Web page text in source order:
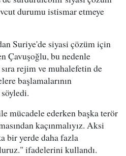
durumu istismar etmeye
Suriye'de siyasi çözüm için
Çavuşoğlu, bu nedenle
rejim ve muhalefetin de
başlamalarının
mücadele ederken başka terör
kaçınmalıyız. Aksi
bir yerde daha fazla
ifadelerini kullandı.